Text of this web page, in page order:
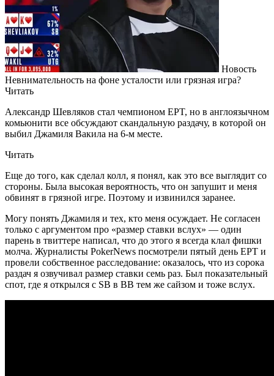
Новость
Невнимательность на фоне усталости или грязная игра?
Читать
Александр Шевляков стал чемпионом EPT, но в англоязычном
комьюнити все обсуждают скандальную раздачу, в которой он
выбил Джамиля Вакила на 6-м месте.
Читать
Еще до того, как сделал колл, я понял, как это все выглядит со
стороны. Была высокая вероятность, что он запушит и меня
обвинят в грязной игре. Поэтому и извинился заранее.
Могу понять Джамиля и тех, кто меня осуждает. Не согласен
только с аргументом про «размер ставки вслух» — один
парень в твиттере написал, что до этого я всегда клал фишки
молча. Журналисты PokerNews посмотрели пятый день EPT и
провели собственное расследование: оказалось, что из сорока
раздач я озвучивал размер ставки семь раз. Был показательный
спот, где я открылся с SB в BB тем же сайзом и тоже вслух.